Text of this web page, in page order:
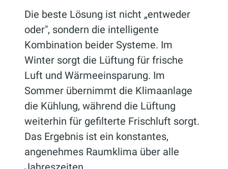
Die beste Lösung ist nicht „entweder
oder", sondern die intelligente
Kombination beider Systeme. Im
Winter sorgt die Lüftung für frische
Luft und Wärmeeinsparung. Im
Sommer übernimmt die Klimaanlage
die Kühlung, während die Lüftung
weiterhin für gefilterte Frischluft sorgt.
Das Ergebnis ist ein konstantes,
angenehmes Raumklima über alle